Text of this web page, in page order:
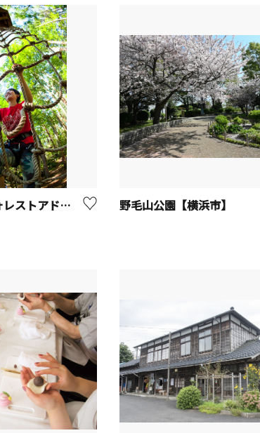
【小田原市】フォレストアドベンチャー・小田原 野毛山公園【横浜市】